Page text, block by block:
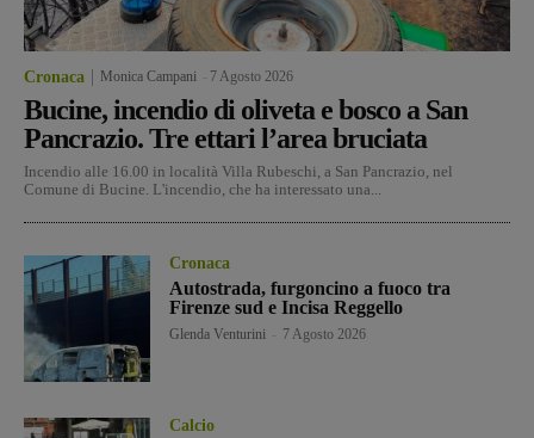
Cronaca Monica Campani 7 Agosto 2026
Bucine, incendio di oliveta e bosco a San
Pancrazio. Tre ettari l’area bruciata
Incendio alle 16.00 in località Villa Rubeschi, a San Pancrazio, nel
Comune di Bucine. L'incendio, che ha interessato una...
Cronaca
Autostrada, furgoncino a fuoco tra
Firenze sud e Incisa Reggello
Glenda Venturini 7 Agosto 2026
Calcio